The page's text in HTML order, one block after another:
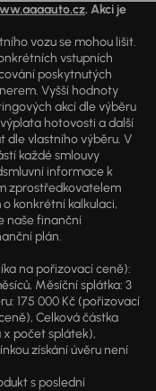
. Akci je
vozu se mohou lišit.
vstupních
poskytnutých
Vyšší hodnoty
akcí dle výběru
hotovosti a další
dle vlastního výběru. V
každé smlouvy
informace k
zprostředkovatelem
konkrétní kalkulaci,
naše finanční
plán.
na pořizovací ceně):
Měsíční splátka: 3
175 000 Kč (pořizovací
Celková částka
x počet splátek),
získání úvěru není
s poslední